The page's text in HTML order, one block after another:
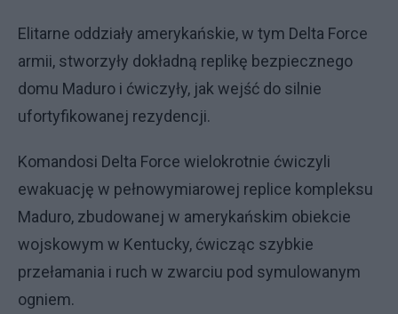
Elitarne oddziały amerykańskie, w tym Delta Force
armii, stworzyły dokładną replikę bezpiecznego
domu Maduro i ćwiczyły, jak wejść do silnie
ufortyfikowanej rezydencji.
Komandosi Delta Force wielokrotnie ćwiczyli
ewakuację w pełnowymiarowej replice kompleksu
Maduro, zbudowanej w amerykańskim obiekcie
wojskowym w Kentucky, ćwicząc szybkie
przełamania i ruch w zwarciu pod symulowanym
ogniem.